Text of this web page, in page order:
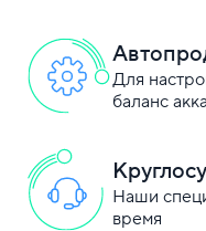
Для
баланс
Наши
время